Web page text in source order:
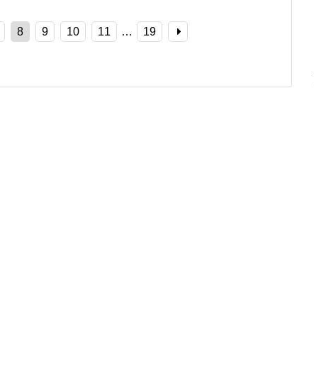
8 9 10 11 … 19